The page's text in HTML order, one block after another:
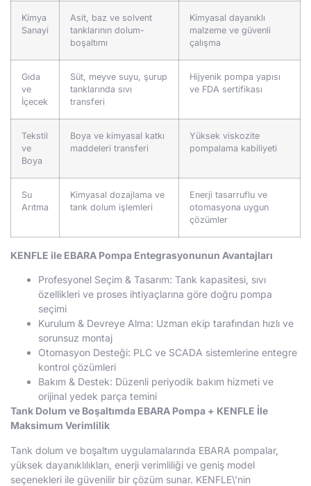
Kimya
Sanayi
Asit, baz ve solvent
tanklarının dolum-
boşaltımı
Kimyasal dayanıklı
malzeme ve güvenli
çalışma
Gıda
ve
İçecek
Süt, meyve suyu, şurup
tanklarında sıvı
transferi
Hijyenik pompa yapısı
ve FDA sertifikası
Tekstil
ve
Boya
Boya ve kimyasal katkı
maddeleri transferi
Yüksek viskozite
pompalama kabiliyeti
Su
Arıtma
Kimyasal dozajlama ve
tank dolum işlemleri
Enerji tasarruflu ve
otomasyona uygun
çözümler
KENFLE ile EBARA Pompa Entegrasyonunun Avantajları
Profesyonel Seçim & Tasarım: Tank kapasitesi, sıvı
özellikleri ve proses ihtiyaçlarına göre doğru pompa
seçimi
Kurulum & Devreye Alma: Uzman ekip tarafından hızlı ve
sorunsuz montaj
Otomasyon Desteği: PLC ve SCADA sistemlerine entegre
kontrol çözümleri
Bakım & Destek: Düzenli periyodik bakım hizmeti ve
orijinal yedek parça temini
Tank Dolum ve Boşaltımda EBARA Pompa + KENFLE İle
Maksimum Verimlilik
Tank dolum ve boşaltım uygulamalarında EBARA pompalar,
yüksek dayanıklılıkları, enerji verimliliği ve geniş model
seçenekleri ile güvenilir bir çözüm sunar. KENFLE\’nin